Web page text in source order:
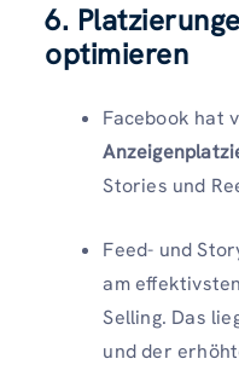
6.
optimieren
Facebook hat
Stories und
Feed- und
am
Selling. Das
und der